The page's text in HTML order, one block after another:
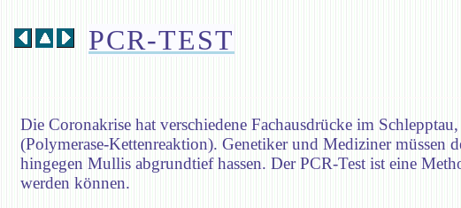
PCR-TEST
Die Coronakrise hat verschiedene Fachausdrücke im
(Polymerase-Kettenreaktion). Genetiker und Mediziner
hingegen Mullis abgrundtief hassen. Der PCR-Test ist eine
werden können.